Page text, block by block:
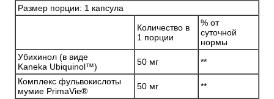
Размер порции: 1 капсула
Количество в
1 порции
% от
суточной
нормы
Убихинол (в виде
Kaneka Ubiquinol™)
50 мг
**
Комплекс фульвокислоты
мумие PrimaVie®
50 мг
**